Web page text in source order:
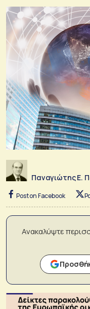
Παναγιώτης Ε.
Post on Facebook
Ανακαλύψτε